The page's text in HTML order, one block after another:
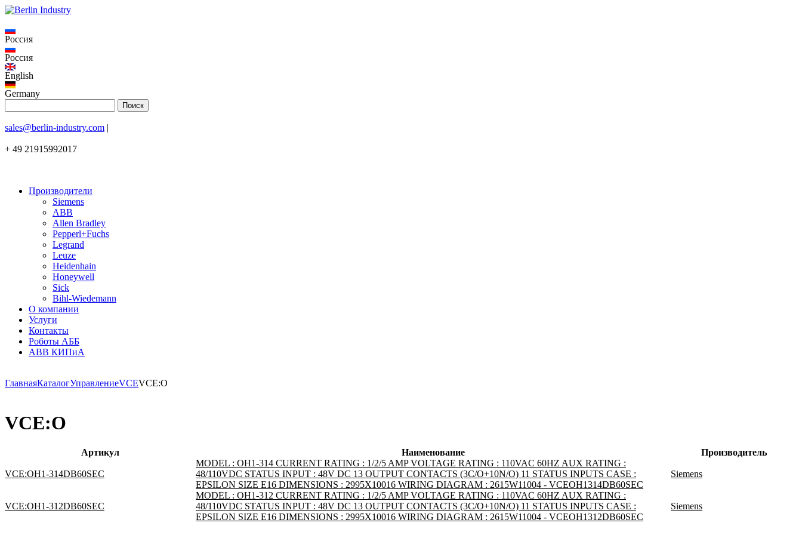
Россия
Россия
English
Germany
sales@berlin-industry.com |
+ 49 21915992017
Производители
Siemens
ABB
Allen Bradley
Pepperl+Fuchs
Legrand
Leuze
Heidenhain
Honeywell
Sick
Bihl-Wiedemann
О компании
Услуги
Контакты
Роботы АББ
ABB КИПиА
ГлавнаяКаталогУправлениеVCEVCE:O
VCE:O
Артикул Наименование Производитель
VCE:OH1-314DB60SEC
MODEL : OH1-314 CURRENT RATING : 1/2/5 AMP VOLTAGE RATING : 110VAC 60HZ AUX RATING :
48/110VDC STATUS INPUT : 48V DC 13 OUTPUT CONTACTS (3C/O+10N/O) 11 STATUS INPUTS CASE :
EPSILON SIZE E16 DIMENSIONS : 2995X10016 WIRING DIAGRAM : 2615W11004 - VCEOH1314DB60SEC
Siemens
VCE:OH1-312DB60SEC
MODEL : OH1-312 CURRENT RATING : 1/2/5 AMP VOLTAGE RATING : 110VAC 60HZ AUX RATING :
48/110VDC STATUS INPUT : 48V DC 13 OUTPUT CONTACTS (3C/O+10N/O) 11 STATUS INPUTS CASE :
EPSILON SIZE E16 DIMENSIONS : 2995X10016 WIRING DIAGRAM : 2615W11004 - VCEOH1312DB60SEC
Siemens